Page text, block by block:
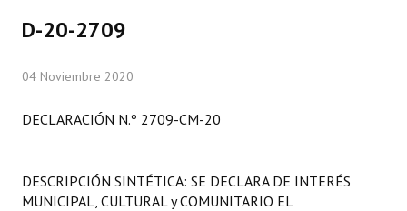
Comisiones Especiales
Programas
D-20-2709
04 Noviembre 2020
DECLARACIÓN N.º 2709-CM-20
DESCRIPCIÓN SINTÉTICA: SE DECLARA DE INTERÉS
MUNICIPAL, CULTURAL y COMUNITARIO EL